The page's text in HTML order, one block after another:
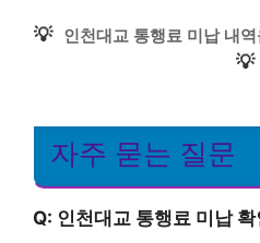
💡 인천대교 통행료 미납 내
💡
자주 묻는 질문
Q: 인천대교 통행료 미납